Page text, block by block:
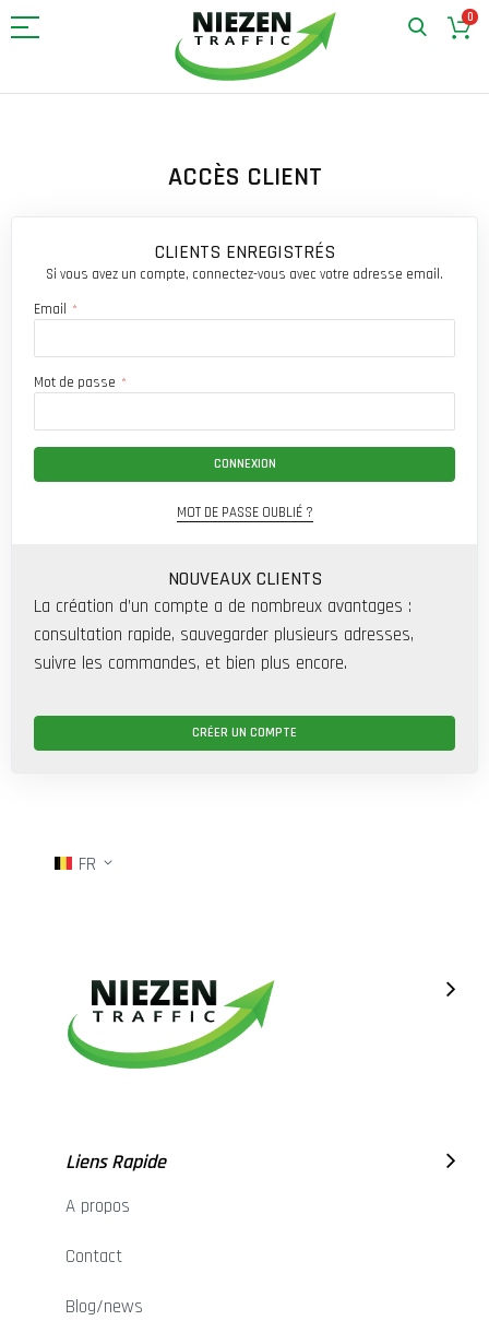
0
ACCÈS CLIENT
CLIENTS ENREGISTRÉS
Si vous avez un compte, connectez-vous avec votre adresse email.
Email
Mot de passe
CONNEXION
MOT DE PASSE OUBLIÉ ?
NOUVEAUX CLIENTS
La création d’un compte a de nombreux avantages :
consultation rapide, sauvegarder plusieurs adresses,
suivre les commandes, et bien plus encore.
CRÉER UN COMPTE
FR
Liens Rapide
A propos
Contact
Blog/news